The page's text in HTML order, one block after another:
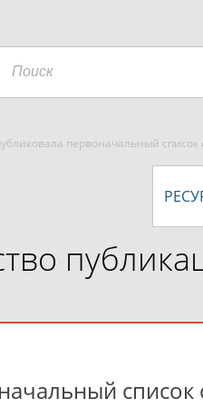
первоначальный список
список